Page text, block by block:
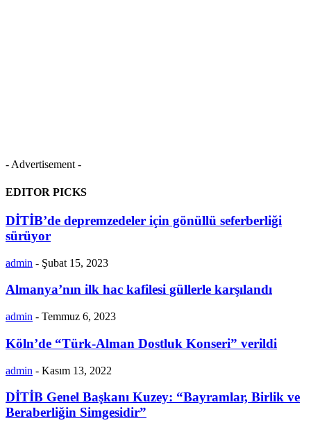
- Advertisement -
EDITOR PICKS
DİTİB’de depremzedeler için gönüllü seferberliği
sürüyor
admin - Şubat 15, 2023
Almanya’nın ilk hac kafilesi güllerle karşılandı
admin - Temmuz 6, 2023
Köln’de “Türk-Alman Dostluk Konseri” verildi
admin - Kasım 13, 2022
DİTİB Genel Başkanı Kuzey: “Bayramlar, Birlik ve
Beraberliğin Simgesidir”